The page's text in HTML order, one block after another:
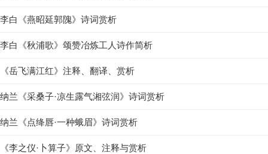
李白《燕昭延郭隗》诗词赏析
李白《秋浦歌》颂赞冶炼工人诗作简析
《岳飞满江红》注释、翻译、赏析
纳兰《采桑子·凉生露气湘弦润》诗词赏析
纳兰《点绛唇·一种蛾眉》诗词赏析
《李之仪·卜算子》原文、注释与赏析